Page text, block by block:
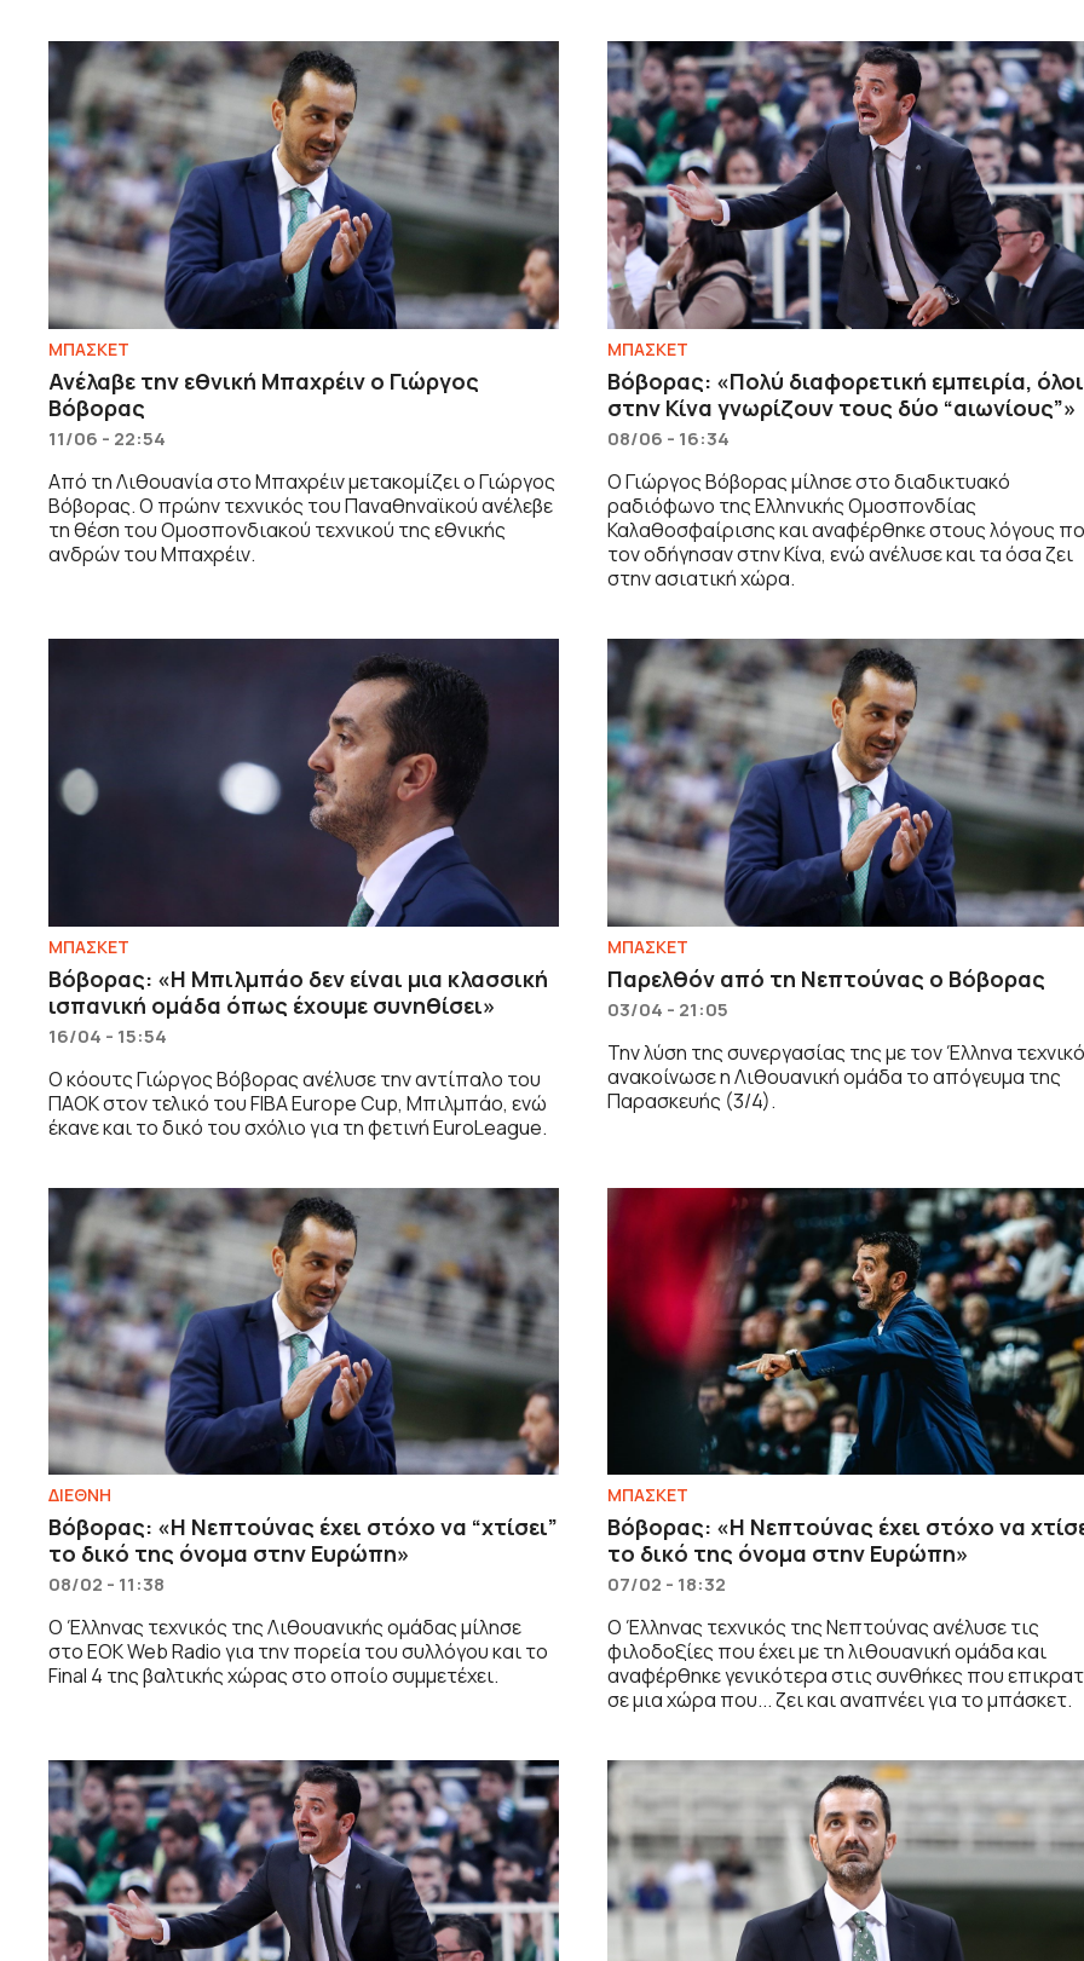
ΜΠΑΣΚΕΤ
Ανέλαβε την εθνική Μπαχρέιν ο Γιώργος
Βόβορας
11/06 - 22:54
Από τη Λιθουανία στο Μπαχρέιν μετακομίζει ο Γιώργος
Βόβορας. Ο πρώην τεχνικός του Παναθηναϊκού ανέλεβε
τη θέση του Ομοσπονδιακού τεχνικού της εθνικής
ανδρών του Μπαχρέιν.
ΜΠΑΣΚΕΤ
Βόβορας: «Πολύ διαφορετική εμπειρία, όλοι
στην Κίνα γνωρίζουν τους δύο “αιωνίους”»
08/06 - 16:34
Ο Γιώργος Βόβορας μίλησε στο διαδικτυακό
ραδιόφωνο της Ελληνικής Ομοσπονδίας
Καλαθοσφαίρισης και αναφέρθηκε στους λόγους
τον οδήγησαν στην Κίνα, ενώ ανέλυσε και τα όσα ζει
στην ασιατική χώρα.
ΜΠΑΣΚΕΤ
Βόβορας: «Η Μπιλμπάο δεν είναι μια κλασσική
ισπανική ομάδα όπως έχουμε συνηθίσει»
16/04 - 15:54
Ο κόουτς Γιώργος Βόβορας ανέλυσε την αντίπαλο του
ΠΑΟΚ στον τελικό του FIBA Europe Cup, Μπιλμπάο, ενώ
έκανε και το δικό του σχόλιο για τη φετινή EuroLeague.
ΜΠΑΣΚΕΤ
Παρελθόν από τη Νεπτούνας o Bόβορας
03/04 - 21:05
Την λύση της συνεργασίας της με τον Έλληνα
ανακοίνωσε η Λιθουανική ομάδα το απόγευμα της
Παρασκευής (3/4).
ΔΙΕΘΝΗ
Βόβορας: «Η Νεπτούνας έχει στόχο να “χτίσει”
το δικό της όνομα στην Ευρώπη»
08/02 - 11:38
Ο Έλληνας τεχνικός της Λιθουανικής ομάδας μίλησε
στο EOK Web Radio για την πορεία του συλλόγου και το
Final 4 της βαλτικής χώρας στο οποίο συμμετέχει.
ΜΠΑΣΚΕΤ
Βόβορας: «Η Νεπτούνας έχει στόχο να
το δικό της όνομα στην Ευρώπη»
07/02 - 18:32
Ο Έλληνας τεχνικός της Νεπτούνας ανέλυσε τις
φιλοδοξίες που έχει με τη λιθουανική ομάδα και
αναφέρθηκε γενικότερα στις συνθήκες που
σε μια χώρα που... ζει και αναπνέει για το μπάσκετ.